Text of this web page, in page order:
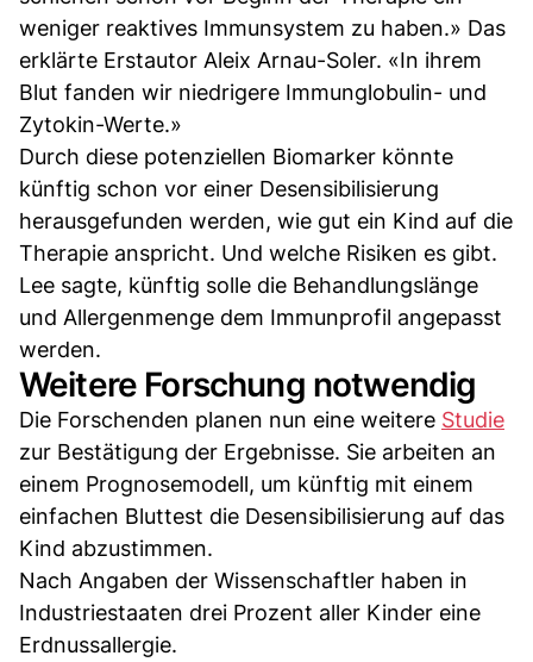
weniger reaktives Immunsystem zu haben.» Das
erklärte Erstautor Aleix Arnau-Soler. «In ihrem
Blut fanden wir niedrigere Immunglobulin- und
Zytokin-Werte.»
Durch diese potenziellen Biomarker könnte
künftig schon vor einer Desensibilisierung
herausgefunden werden, wie gut ein Kind auf die
Therapie anspricht. Und welche Risiken es gibt.
Lee sagte, künftig solle die Behandlungslänge
und Allergenmenge dem Immunprofil angepasst
werden.
Weitere Forschung notwendig
Die Forschenden planen nun eine weitere Studie
zur Bestätigung der Ergebnisse. Sie arbeiten an
einem Prognosemodell, um künftig mit einem
einfachen Bluttest die Desensibilisierung auf das
Kind abzustimmen.
Nach Angaben der Wissenschaftler haben in
Industriestaaten drei Prozent aller Kinder eine
Erdnussallergie.